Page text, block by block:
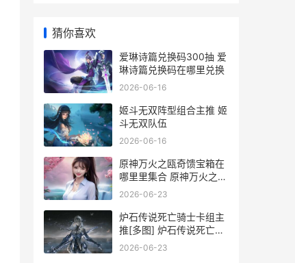
猜你喜欢
爱琳诗篇兑换码300抽 爱
琳诗篇兑换码在哪里兑换
2026-06-16
姬斗无双阵型组合主推 姬
斗无双队伍
2026-06-16
原神万火之瓯奇馈宝箱在
哪里里集合 原神万火之瓯
奇馈宝箱岩壁
2026-06-23
炉石传说死亡骑士卡组主
推[多图] 炉石传说死亡骑
士彩虹dk
2026-06-23